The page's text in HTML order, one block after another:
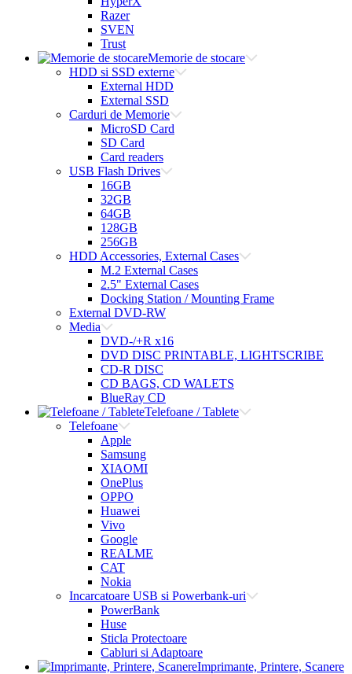
Razer
SVEN
Trust
Memorie de stocare
HDD si SSD externe
External HDD
External SSD
Carduri de Memorie
MicroSD Card
SD Card
Card readers
USB Flash Drives
16GB
32GB
64GB
128GB
256GB
HDD Accessories, External Cases
M.2 External Cases
2.5" External Cases
Docking Station / Mounting Frame
External DVD-RW
Media
DVD-/+R x16
DVD DISC PRINTABLE, LIGHTSCRIBE
CD-R DISC
CD BAGS, CD WALETS
BlueRay CD
Telefoane / Tablete
Telefoane
Apple
Samsung
XIAOMI
OnePlus
OPPO
Huawei
Vivo
Google
REALME
CAT
Nokia
Incarcatoare USB si Powerbank-uri
PowerBank
Huse
Sticla Protectoare
Cabluri si Adaptoare
Imprimante, Printere, Scanere